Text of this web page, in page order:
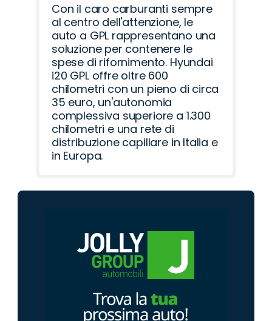
Con il caro carburanti sempre
al centro dell'attenzione, le
auto a GPL rappresentano una
soluzione per contenere le
spese di rifornimento. Hyundai
i20 GPL offre oltre 600
chilometri con un pieno di circa
35 euro, un'autonomia
complessiva superiore a 1.300
chilometri e una rete di
distribuzione capillare in Italia e
in Europa.